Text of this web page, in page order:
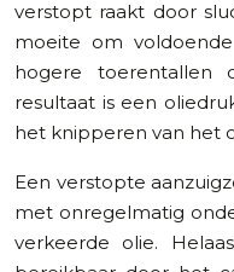
verstopt raakt door
moeite om
hogere toerentallen
resultaat is een
het knipperen van het
Een verstopte
met onregelmatig
verkeerde olie.